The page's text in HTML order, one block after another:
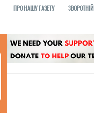
ПРО НАШУ ГАЗЕТУ